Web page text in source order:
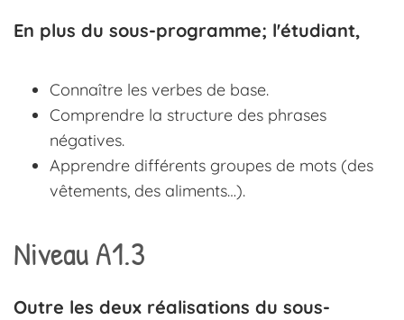
En plus du sous-programme; l'étudiant,
Connaître les verbes de base.
Comprendre la structure des phrases
négatives.
Apprendre différents groupes de mots (des
vêtements, des aliments…).
Niveau A1.3
Outre les deux réalisations du sous-